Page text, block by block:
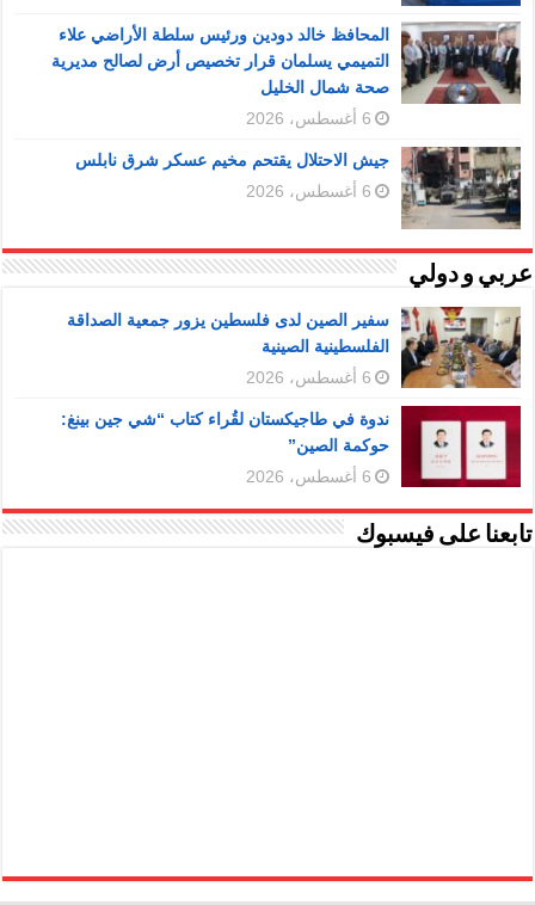
المحافظ خالد دودين ورئيس سلطة الأراضي علاء
التميمي يسلمان قرار تخصيص أرض لصالح مديرية
صحة شمال الخليل
6 أغسطس، 2026
جيش الاحتلال يقتحم مخيم عسكر شرق نابلس
6 أغسطس، 2026
عربي و دولي
سفير الصين لدى فلسطين يزور جمعية الصداقة
الفلسطينية الصينية
6 أغسطس، 2026
ندوة في طاجيكستان لقُراء كتاب “شي جين بينغ:
حوكمة الصين”
6 أغسطس، 2026
تابعنا على فيسبوك